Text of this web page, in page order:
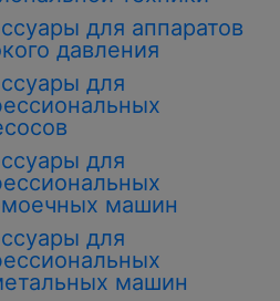
для аппаратов
давления
для
для
машин
для
машин